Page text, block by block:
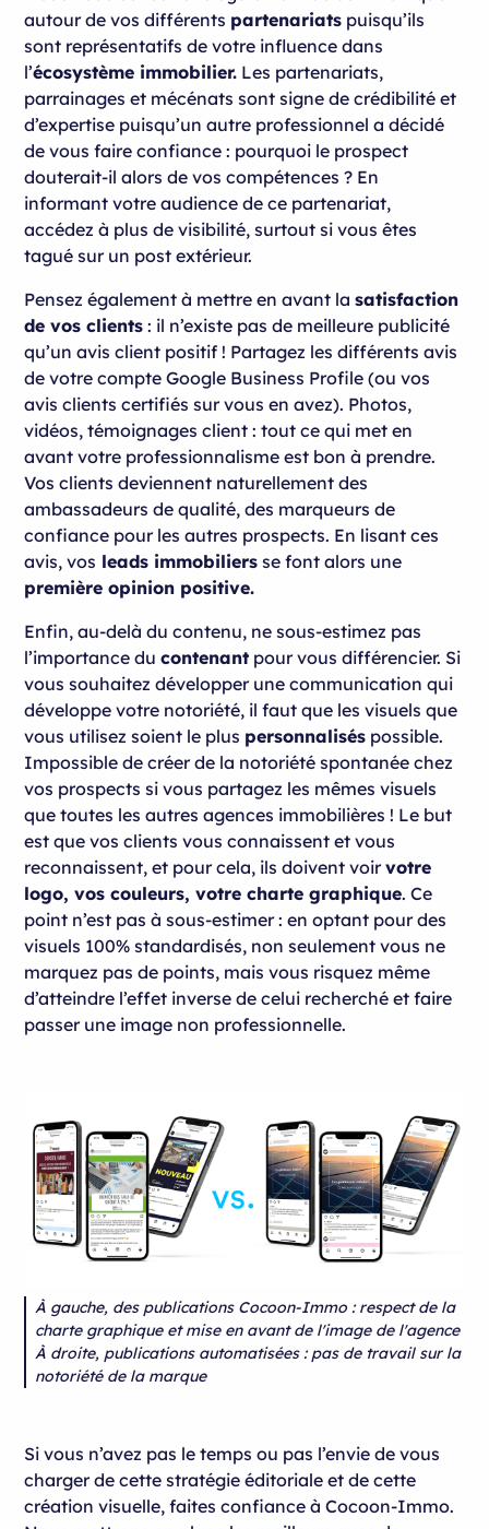
autour de vos différents partenariats puisqu’ils
sont représentatifs de votre influence dans
l’écosystème immobilier. Les partenariats,
parrainages et mécénats sont signe de crédibilité et
d’expertise puisqu’un autre professionnel a décidé
de vous faire confiance : pourquoi le prospect
douterait-il alors de vos compétences ? En
informant votre audience de ce partenariat,
accédez à plus de visibilité, surtout si vous êtes
tagué sur un post extérieur.
Pensez également à mettre en avant lasatisfaction
de vos clients : il n’existe pas de meilleure publicité
qu’un avis client positif ! Partagez les différents avis
de votre compte Google Business Profile (ou vos
avis clients certifiés sur vous en avez). Photos,
vidéos, témoignages client : tout ce qui met en
avant votre professionnalisme est bon à prendre.
Vos clients deviennent naturellement des
ambassadeurs de qualité, des marqueurs de
confiance pour les autres prospects. En lisant ces
avis, vos leads immobiliers se font alors une
première opinion positive.
Enfin, au-delà du contenu, ne sous-estimez pas
l’importance ducontenant pour vous différencier. Si
vous souhaitez développer une communication qui
développe votre notoriété, il faut que les visuels que
vous utilisez soient le plus personnalisés possible.
Impossible de créer de la notoriété spontanée chez
vos prospects si vous partagez les mêmes visuels
que toutes les autres agences immobilières ! Le but
est que vos clients vous connaissent et vous
reconnaissent, et pour cela, ils doivent voirvotre
logo, vos couleurs, votre charte graphique. Ce
point n’est pas à sous-estimer : en optant pour des
visuels 100% standardisés, non seulement vous ne
marquez pas de points, mais vous risquez même
d’atteindre l’effet inverse de celui recherché et faire
passer une image non professionnelle.
À gauche, des publications Cocoon-Immo : respect de la
charte graphique et mise en avant de l'image de l'agence
À droite, publications automatisées : pas de travail sur la
notoriété de la marque
Si vous n’avez pas le temps ou pas l’envie de vous
charger de cette stratégie éditoriale et de cette
création visuelle, faites confiance à Cocoon-Immo.